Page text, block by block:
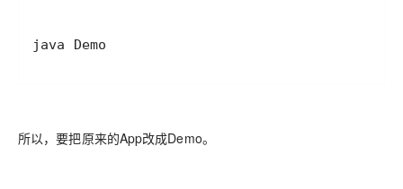
java Demo
所以，要把原来的App改成Demo。